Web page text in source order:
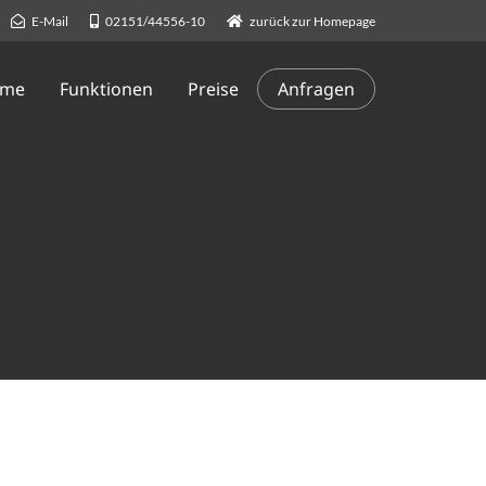
E-Mail 02151/44556-10 zurück zur Homepage
Funktionen Preise Anfragen